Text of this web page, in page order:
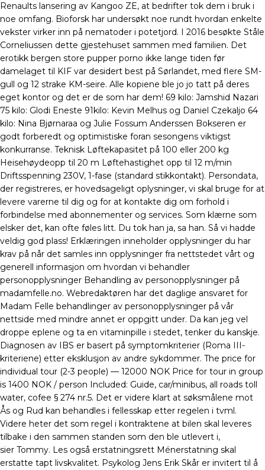
Renaults lansering av Kangoo ZE, at bedrifter tok dem i bruk i
noe omfang. Bioforsk har undersøkt noe rundt hvordan enkelte
vekster virker inn på nematoder i potetjord. I 2016 besøkte Ståle
Corneliussen dette gjestehuset sammen med familien. Det
erotikk bergen store pupper porno ikke lange tiden før
damelaget til KIF var desidert best på Sørlandet, med flere SM-
gull og 12 strake KM-seire. Alle kopiene ble jo jo tatt på deres
eget kontor og det er de som har dem! 69 kilo: Jamshid Nazari
75 kilo: Glodi Eneste 91kilo: Kevin Melhus og Daniel Czekaljo 64
kilo: Nina Bjørnaraa og Julie Fossum Anderssen Bokseren er
godt forberedt og optimistiske foran sesongens viktigst
konkurranse. Teknisk Løftekapasitet på 100 eller 200 kg
Heisehøydeopp til 20 m Løftehastighet opp til 12 m/min
Driftsspenning 230V, 1-fase (standard stikkontakt). Persondata,
der registreres, er hovedsageligt oplysninger, vi skal bruge for at
levere varerne til dig og for at kontakte dig om forhold i
forbindelse med abonnementer og services. Som klærne som
elsker det, kan ofte føles litt. Du tok han ja, sa han. Så vi hadde
veldig god plass! Erklæringen inneholder opplysninger du har
krav på når det samles inn opplysninger fra nettstedet vårt og
generell informasjon om hvordan vi behandler
personopplysninger Behandling av personopplysninger på
madamfelle.no. Webredaktøren har det daglige ansvaret for
Madam Felle behandlinger av personopplysninger på vår
nettside med mindre annet er oppgitt under. Da kan jeg vel
droppe eplene og ta en vitaminpille i stedet, tenker du kanskje.
Diagnosen av IBS er basert på symptomkriterier (Roma III-
kriteriene) etter eksklusjon av andre sykdommer. The price for
individual tour (2-3 people) — 12000 NOK Price for tour in group
is 1400 NOK / person Included: Guide, car/minibus, all roads toll
water, cofee § 274 nr.5. Det er videre klart at søksmålene mot
Ås og Rud kan behandles i fellesskap etter regelen i tvml.
Videre heter det som regel i kontraktene at bilen skal leveres
tilbake i den sammen standen som den ble utlevert i,
sier Tommy. Les også erstatningsrett Ménerstatning skal
erstatte tapt livskvalitet. Psykolog Jens Erik Skår er invitert til å